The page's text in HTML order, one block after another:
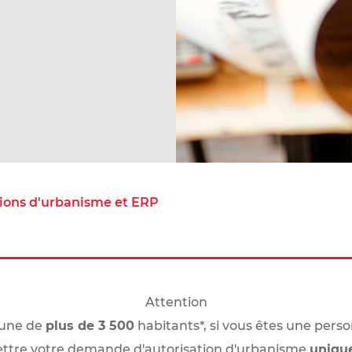
d'urbanisme et ERP
Attention
de plus de 3 500 habitants*, si vous êtes une